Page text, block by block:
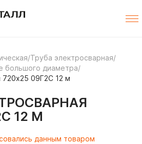
/Труба электросварная/
большого диаметра/
720х25 09Г2С 12 м
12 М
данным товаром